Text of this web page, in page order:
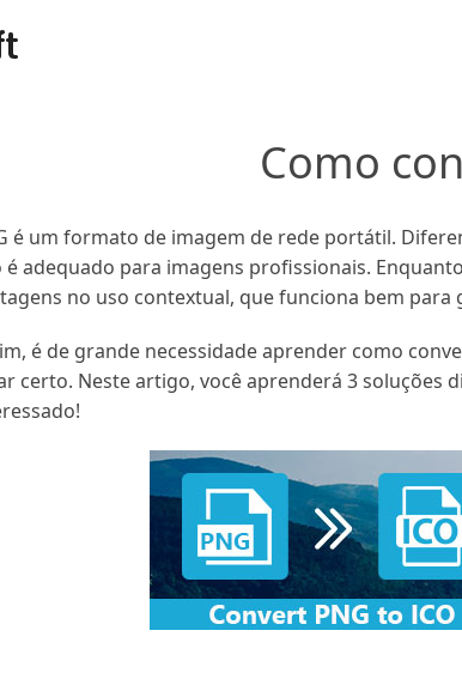
Como
é um formato de imagem de rede portátil.
é adequado para imagens profissionais.
no uso contextual, que funciona bem para
é de grande necessidade aprender como
certo. Neste artigo, você aprenderá 3 soluções